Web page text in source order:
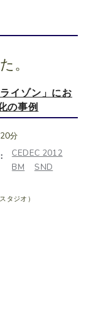
。
イゾン」にお
の事例
分
CEDEC 2012
BM
SND
タジオ）